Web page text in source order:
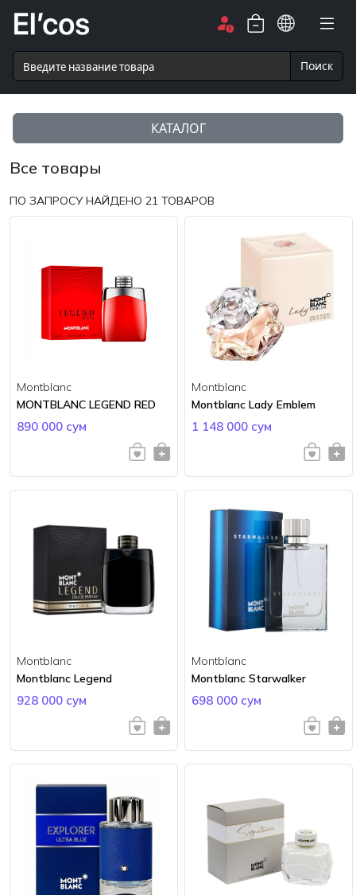
Поиск
КАТАЛОГ
Все товары
ПО ЗАПРОСУ НАЙДЕНО 21 ТОВАРОВ
Montblanc
MONTBLANC LEGEND RED
890 000 сум
Montblanc
Montblanc Lady Emblem
1 148 000 сум
Montblanc
Montblanc Legend
928 000 сум
Montblanc
Montblanc Starwalker
698 000 сум